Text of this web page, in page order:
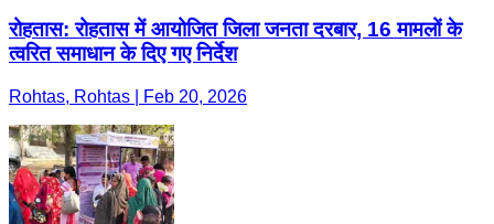
रोहतास: रोहतास में आयोजित जिला जनता दरबार, 16 मामलों के
त्वरित समाधान के दिए गए निर्देश
Rohtas, Rohtas | Feb 20, 2026